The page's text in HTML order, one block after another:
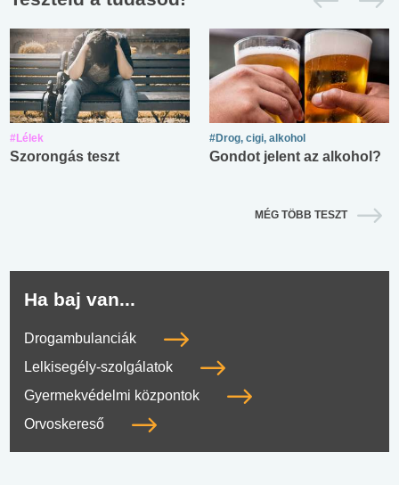
#Lélek
Szorongás teszt
#Drog, cigi, alkohol
Gondot jelent az alkohol?
MÉG TÖBB TESZT
Ha baj van...
Drogambulanciák
Lelkisegély-szolgálatok
Gyermekvédelmi központok
Orvoskereső